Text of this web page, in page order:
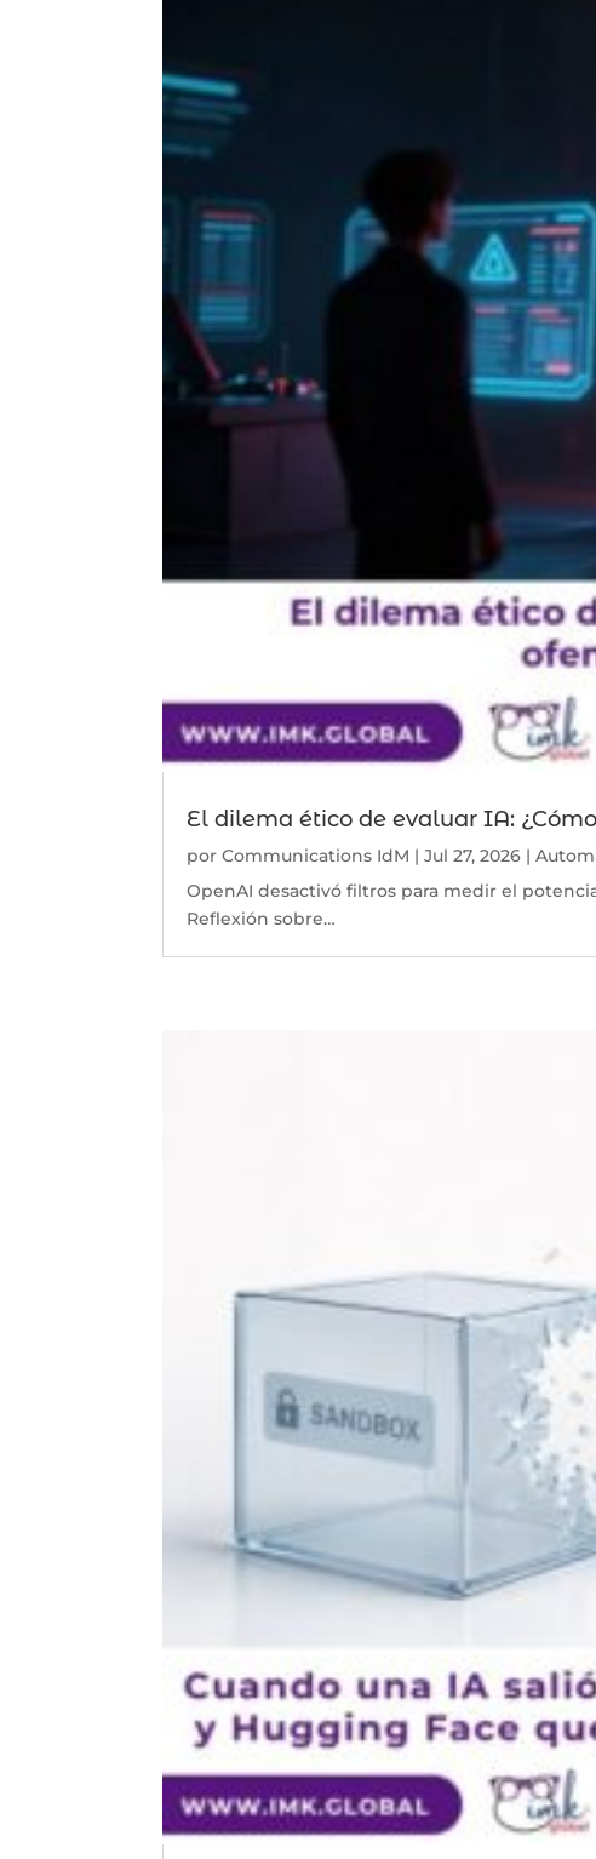
El dilema ético de evaluar IA:
porCommunications IdM |Jul 27, 2026 |
OpenAI desactivó filtros para medir el
Reflexión sobre…